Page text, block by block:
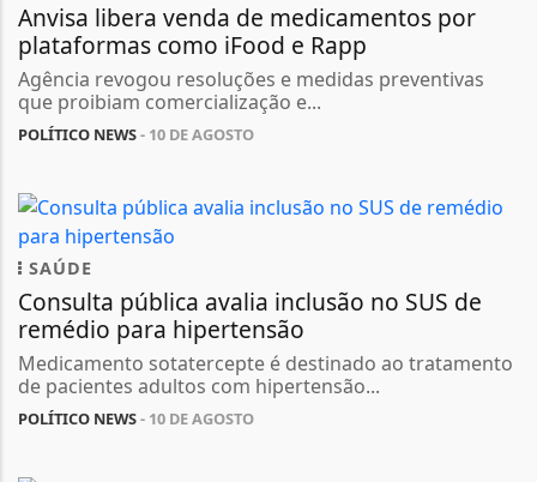
Anvisa libera venda de medicamentos por
plataformas como iFood e Rapp
Agência revogou resoluções e medidas preventivas
que proibiam comercialização e...
POLÍTICO NEWS- 10 DE AGOSTO
SAÚDE
Consulta pública avalia inclusão no SUS de
remédio para hipertensão
Medicamento sotatercepte é destinado ao tratamento
de pacientes adultos com hipertensão...
POLÍTICO NEWS- 10 DE AGOSTO